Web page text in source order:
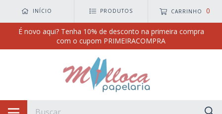
INÍCIO PRODUTOS CARRINHO 0
É novo aqui? Tenha 10% de desconto na primeira compra
com o cupom PRIMEIRACOMPRA